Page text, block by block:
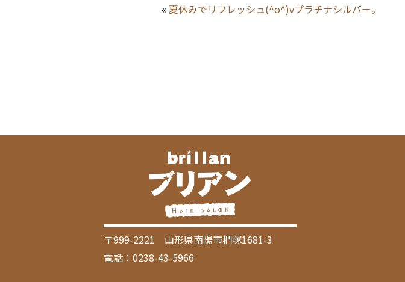
« 夏休みでリフレッシュ(^o^)vプラチナシルバー。
〒999-2221 山形県南陽市椚塚1681-3
電話：0238-43-5966